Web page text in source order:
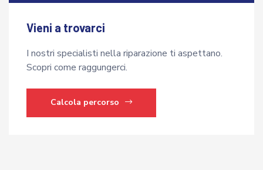
Vieni a trovarci
I nostri specialisti nella riparazione ti aspettano.
Scopri come raggungerci.
Calcola percorso